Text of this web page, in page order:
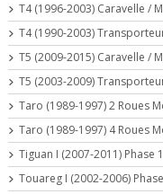
T4 (1996-2003) Caravelle /
T4 (1990-2003)
T5 (2009-2015) Caravelle /
T5 (2003-2009)
Taro (1989-1997) 2 Roues
Taro (1989-1997) 4 Roues
Tiguan I (2007-2011) Phase 1
Touareg I (2002-2006)